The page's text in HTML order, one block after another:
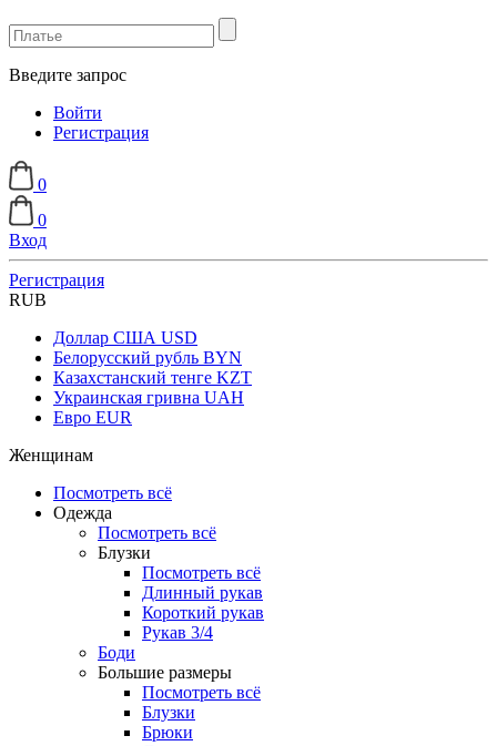
Введите запрос
Войти
Регистрация
0
0
Вход
Регистрация
RUB
Доллар США USD
Белорусский рубль BYN
Казахстанский тенге KZT
Украинская гривна UAH
Евро EUR
Женщинам
Посмотреть всё
Одежда
Посмотреть всё
Блузки
Посмотреть всё
Длинный рукав
Короткий рукав
Рукав 3/4
Боди
Большие размеры
Посмотреть всё
Блузки
Брюки